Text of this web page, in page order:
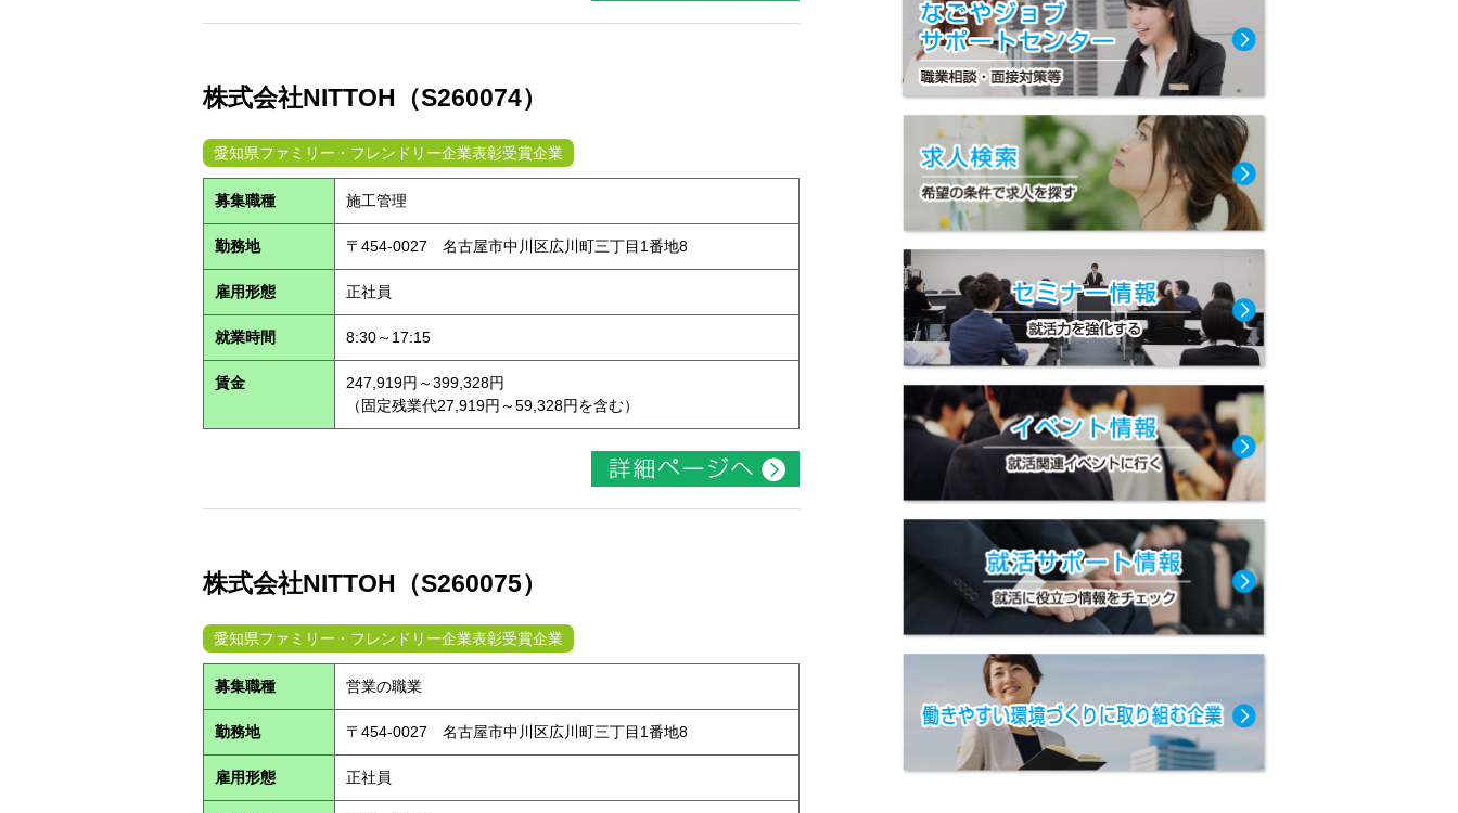
株式会社NITTOH（S260074）
愛知県ファミリー・フレンドリー企業表彰受賞企業
募集職種 施工管理
勤務地 〒454-0027 名古屋市中川区広川町三丁目1番地8
雇用形態 正社員
就業時間 8:30～17:15
賃金
247,919円～399,328円
（固定残業代27,919円～59,328円を含む）
株式会社NITTOH（S260075）
愛知県ファミリー・フレンドリー企業表彰受賞企業
募集職種 営業の職業
勤務地 〒454-0027 名古屋市中川区広川町三丁目1番地8
雇用形態 正社員